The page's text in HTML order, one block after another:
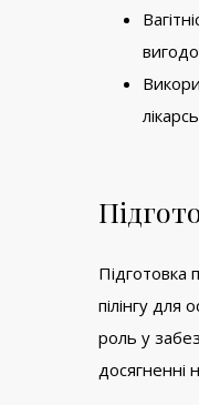
пілінгу для
роль у
досягненні